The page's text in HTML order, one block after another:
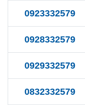
0923332579
0928332579
0929332579
0832332579